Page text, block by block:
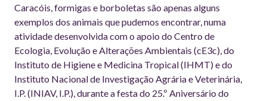
Caracóis, formigas e borboletas são apenas alguns
exemplos dos animais que pudemos encontrar, numa
atividade desenvolvida com o apoio do Centro de
Ecologia, Evolução e Alterações Ambientais (cE3c), do
Instituto de Higiene e Medicina Tropical (IHMT) e do
Instituto Nacional de Investigação Agrária e Veterinária,
I.P. (INIAV, I.P.), durante a festa do 25.º Aniversário do